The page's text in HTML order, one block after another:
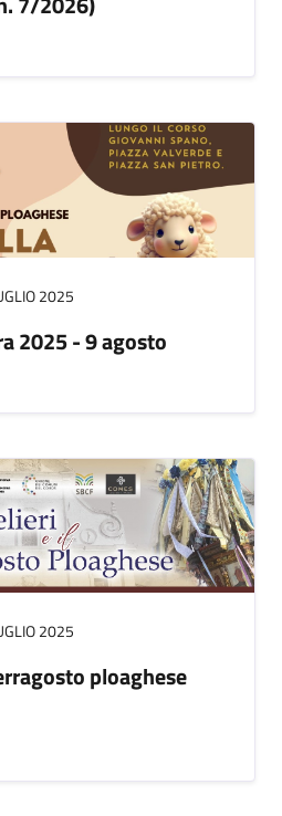
2025
2025 - 9 agosto
2025
ploaghese